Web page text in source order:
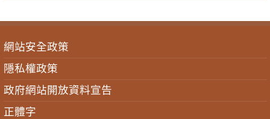
網站安全政策
隱私權政策
政府網站開放資料宣告
正體字